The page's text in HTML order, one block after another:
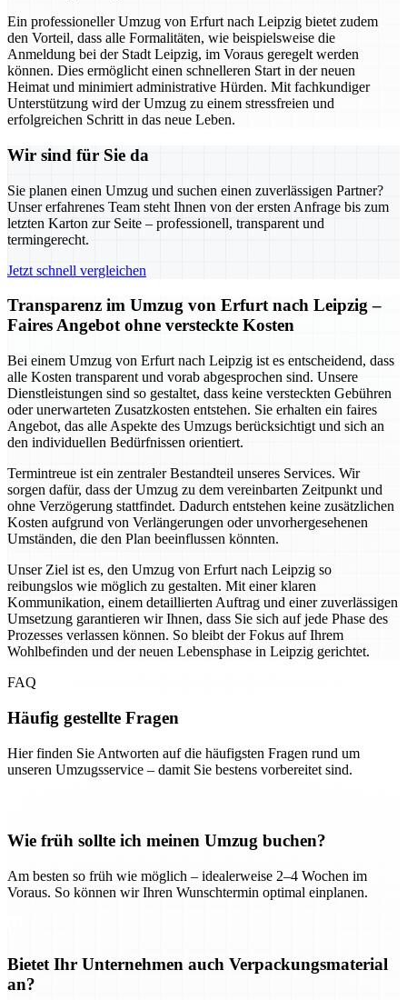
Ein professioneller Umzug von Erfurt nach Leipzig bietet zudem
den Vorteil, dass alle Formalitäten, wie beispielsweise die
Anmeldung bei der Stadt Leipzig, im Voraus geregelt werden
können. Dies ermöglicht einen schnelleren Start in der neuen
Heimat und minimiert administrative Hürden. Mit fachkundiger
Unterstützung wird der Umzug zu einem stressfreien und
erfolgreichen Schritt in das neue Leben.
Wir sind für Sie da
Sie planen einen Umzug und suchen einen zuverlässigen Partner?
Unser erfahrenes Team steht Ihnen von der ersten Anfrage bis zum
letzten Karton zur Seite – professionell, transparent und
termingerecht.
Jetzt schnell vergleichen
Transparenz im Umzug von Erfurt nach Leipzig –
Faires Angebot ohne versteckte Kosten
Bei einem Umzug von Erfurt nach Leipzig ist es entscheidend, dass
alle Kosten transparent und vorab abgesprochen sind. Unsere
Dienstleistungen sind so gestaltet, dass keine versteckten Gebühren
oder unerwarteten Zusatzkosten entstehen. Sie erhalten ein faires
Angebot, das alle Aspekte des Umzugs berücksichtigt und sich an
den individuellen Bedürfnissen orientiert.
Termintreue ist ein zentraler Bestandteil unseres Services. Wir
sorgen dafür, dass der Umzug zu dem vereinbarten Zeitpunkt und
ohne Verzögerung stattfindet. Dadurch entstehen keine zusätzlichen
Kosten aufgrund von Verlängerungen oder unvorhergesehenen
Umständen, die den Plan beeinflussen könnten.
Unser Ziel ist es, den Umzug von Erfurt nach Leipzig so
reibungslos wie möglich zu gestalten. Mit einer klaren
Kommunikation, einem detaillierten Auftrag und einer zuverlässigen
Umsetzung garantieren wir Ihnen, dass Sie sich auf jede Phase des
Prozesses verlassen können. So bleibt der Fokus auf Ihrem
Wohlbefinden und der neuen Lebensphase in Leipzig gerichtet.
FAQ
Häufig gestellte Fragen
Hier finden Sie Antworten auf die häufigsten Fragen rund um
unseren Umzugsservice – damit Sie bestens vorbereitet sind.
Wie früh sollte ich meinen Umzug buchen?
Am besten so früh wie möglich – idealerweise 2–4 Wochen im
Voraus. So können wir Ihren Wunschtermin optimal einplanen.
Bietet Ihr Unternehmen auch Verpackungsmaterial
an?